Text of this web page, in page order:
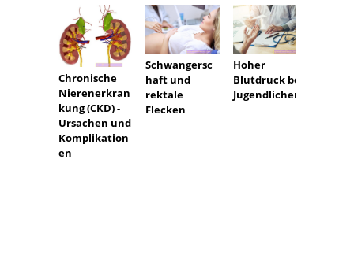
Chronische
Nierenerkran
kung (CKD) -
Ursachen und
Komplikation
en
Schwangersc
haft und
rektale
Flecken
Hoher
Blutdruck bei
Jugendlichen